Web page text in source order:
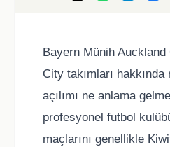
Bayern Münih
City takımları
açılımı ne anlama
profesyonel futbol
maçlarını genellikle